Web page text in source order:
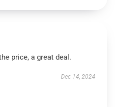
price, a great deal.
Dec 14, 2024